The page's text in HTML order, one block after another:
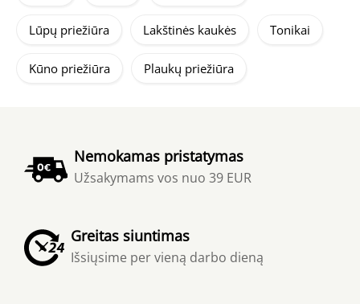
Lūpų priežiūra Lakštinės kaukės Tonikai
Kūno priežiūra Plaukų priežiūra
Nemokamas pristatymas
Užsakymams vos nuo 39 EUR
Greitas siuntimas
Išsiųsime per vieną darbo dieną